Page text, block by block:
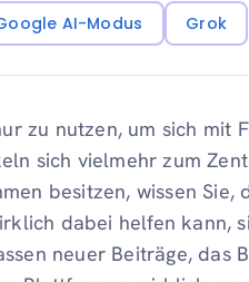
AI-Modus Grok
zu nutzen, um sich mit
sich vielmehr zum
besitzen, wissen
dabei helfen kann,
neuer Beiträge, das